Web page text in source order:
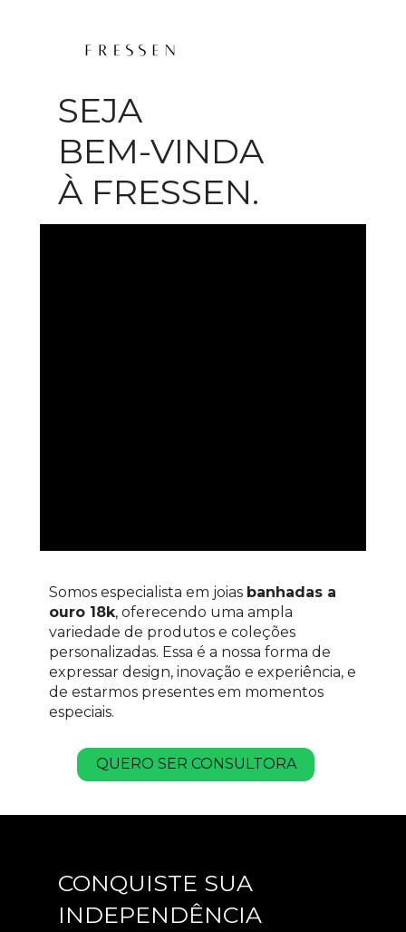
SEJA
BEM-VINDA
À FRESSEN.
Somos especialista em joias banhadas a
ouro 18k, oferecendo uma ampla
variedade de produtos e coleções
personalizadas. Essa é a nossa forma de
expressar design, inovação e experiência, e
de estarmos presentes em momentos
especiais.
QUERO SER CONSULTORA
CONQUISTE SUA
INDEPENDÊNCIA